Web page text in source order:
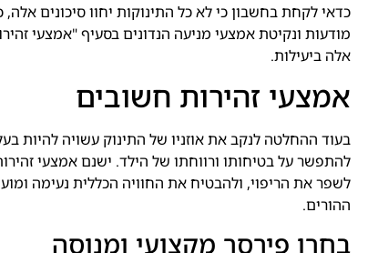
כדאי לקחת בחשבון כי לא כל התינוקות יחוו סיכונים
מודעות ונקיטת אמצעי מניעה הנדונים בסעיף "אמצעי
אלה ביעילות.
אמצעי זהירות חשובים
בעוד ההחלטה לנקב את אוזניו של התינוק עשויה להיות
להתפשר על בטיחותו ורווחתו של הילד. ישנם אמצעי
לשפר את הריפוי, ולהבטיח את החוויה הכללית נעימה
ההורים.
בחרו פירסר מקצועי ומנוסה